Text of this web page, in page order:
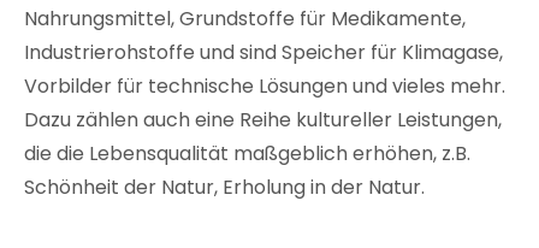
Nahrungsmittel, Grundstoffe für Medikamente,
Industrierohstoffe und sind Speicher für Klimagase,
Vorbilder für technische Lösungen und vieles mehr.
Dazu zählen auch eine Reihe kultureller Leistungen,
die die Lebensqualität maßgeblich erhöhen, z.B.
Schönheit der Natur, Erholung in der Natur.